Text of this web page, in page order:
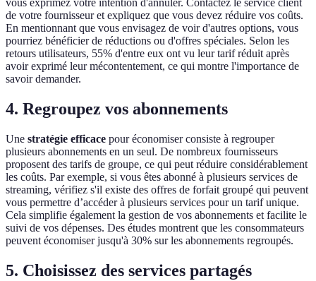
vous exprimez votre intention d'annuler. Contactez le service client
de votre fournisseur et expliquez que vous devez réduire vos coûts.
En mentionnant que vous envisagez de voir d'autres options, vous
pourriez bénéficier de réductions ou d'offres spéciales. Selon les
retours utilisateurs, 55% d'entre eux ont vu leur tarif réduit après
avoir exprimé leur mécontentement, ce qui montre l'importance de
savoir demander.
4. Regroupez vos abonnements
Une stratégie efficace pour économiser consiste à regrouper
plusieurs abonnements en un seul. De nombreux fournisseurs
proposent des tarifs de groupe, ce qui peut réduire considérablement
les coûts. Par exemple, si vous êtes abonné à plusieurs services de
streaming, vérifiez s'il existe des offres de forfait groupé qui peuvent
vous permettre d’accéder à plusieurs services pour un tarif unique.
Cela simplifie également la gestion de vos abonnements et facilite le
suivi de vos dépenses. Des études montrent que les consommateurs
peuvent économiser jusqu'à 30% sur les abonnements regroupés.
5. Choisissez des services partagés